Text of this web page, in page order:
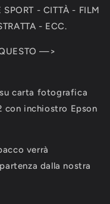
SPORT - CITTÀ - FILM
- ECC.
—>
carta fotografica
con inchiostro Epson
verrà
dalla nostra